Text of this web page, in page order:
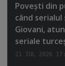
Poveşti din
când serialul
Giovani,
seriale
21 IUL 2026